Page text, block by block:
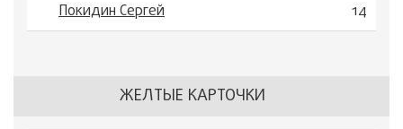
Покидин Сергей 14
ЖЕЛТЫЕ КАРТОЧКИ